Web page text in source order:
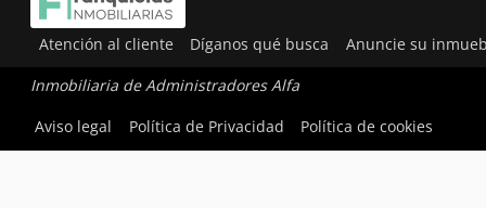
Atención al cliente Díganos qué busca Anuncie su
Inmobiliaria de Administradores Alfa
Aviso legal
Política de Privacidad Política de cookies